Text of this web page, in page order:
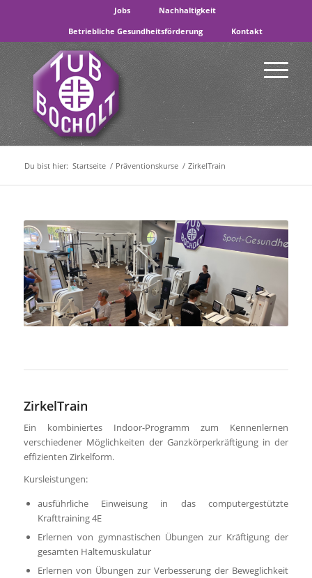
Jobs
Nachhaltigkeit
Betriebliche Gesundheitsförderung
Kontakt
Du bist hier: Startseite / Präventionskurse / ZirkelTrain
ZirkelTrain
Ein kombiniertes Indoor-Programm zum Kennenlernen
verschiedener Möglichkeiten der Ganzkörperkräftigung in der
effizienten Zirkelform.
Kursleistungen:
ausführliche Einweisung in das computergestützte
Krafttraining 4E
Erlernen von gymnastischen Übungen zur Kräftigung der
gesamten Haltemuskulatur
Erlernen von Übungen zur Verbesserung der Beweglichkeit